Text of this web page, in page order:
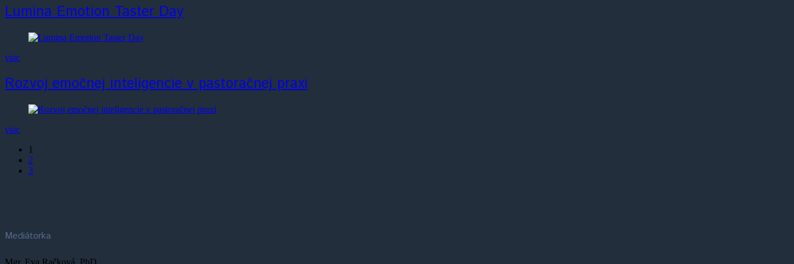
Lumina Emotion Taster Day
viac
Rozvoj emočnej inteligencie v pastoračnej praxi
viac
1
2
3
Mediátorka
Mgr. Eva Račková, PhD.